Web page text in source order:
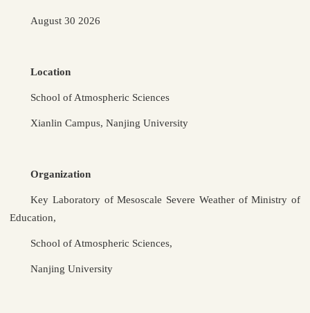
August 30 2026
Location
School of Atmospheric Sciences
Xianlin Campus, Nanjing University
Organization
Key Laboratory of Mesoscale Severe Weather of Ministry of
Education,
School of Atmospheric Sciences,
Nanjing University